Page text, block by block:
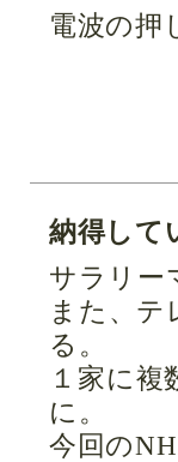
電波の押
納得して
サラリー
また、
る。
１家に
に。
今回の